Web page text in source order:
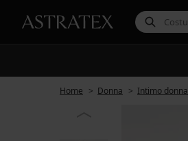
Home Donna Intimo donna